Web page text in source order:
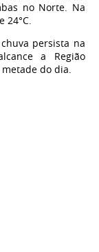
no Norte. Na
24°C.
persista na
a Região
do dia.